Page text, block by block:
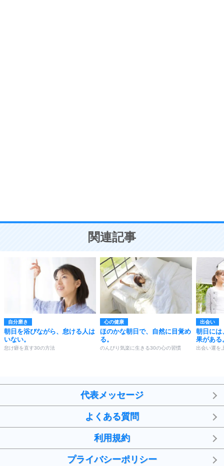
ことが大切。
関連記事
自分磨き
朝日を浴びながら、怠ける人は
いない。
怠け癖を直す30の方法
心の健康
ほのかな朝日で、自然に目覚め
る。
のんびり気楽に生きる30の心の習慣
出会い
朝日には
果がある
出会い運を
代表メッセージ
よくある質問
利用規約
プライバシーポリシー